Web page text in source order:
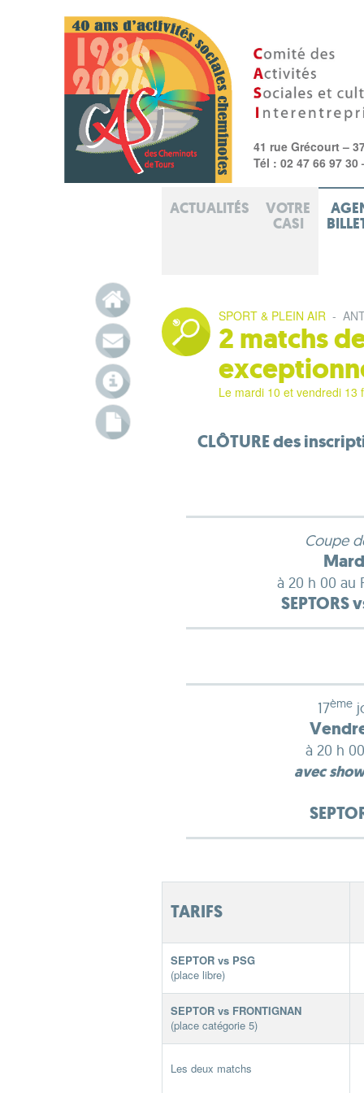
41 rue Grécourt –
Tél : 02 47 66 97 30
ACTUALITÉS VOTRE
CASI
SPORT & PLEIN AIR -
2 matchs
Le mardi 10 et vendredi 13
CLÔTURE des
Coupe
à 20 h 00 au
SEPTORS
17ème
à 20 h
avec
TARIFS
SEPTOR vs PSG
(place libre)
SEPTOR vs FRONTIGNAN
(place catégorie 5)
Les deux matchs